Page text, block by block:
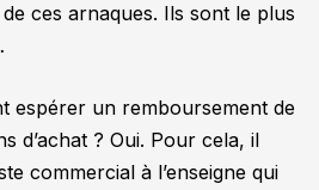
ces arnaques. Ils sont le plus
espérer un remboursement de
d’achat ? Oui. Pour cela, il
commercial à l’enseigne qui